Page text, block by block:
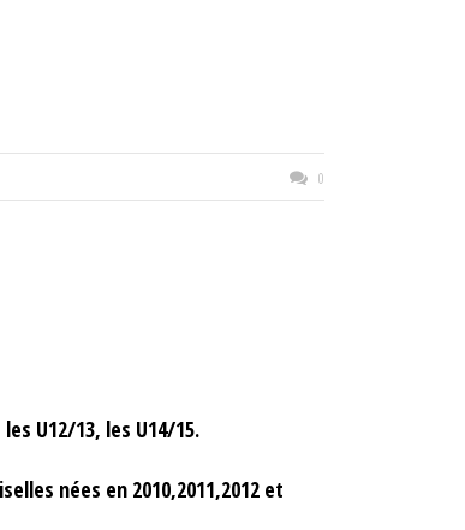
0
U12/13, les U14/15.
nées en 2010,2011,2012 et